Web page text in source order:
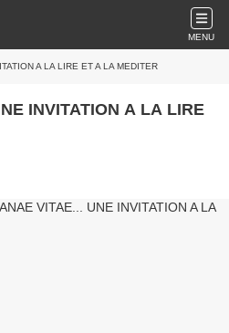
MENU
A LA LIRE ET A LA MEDITER
INVITATION A LA LIRE